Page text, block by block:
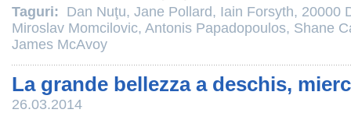
Taguri: Dan Nuţu, Jane Pollard, Iain Forsyth, 20000
Miroslav Momcilovic, Antonis Papadopoulos, Shane
James McAvoy
La grande bellezza a deschis,
26.03.2014